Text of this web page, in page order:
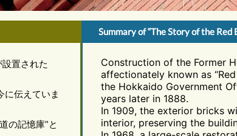
置された
に伝えていま
の記憶庫”と
Summary of “The Story of the
Construction of the Former
affectionately known as
the Hokkaido Government
years later in 1888.
In 1909, the exterior bricks
interior, preserving the